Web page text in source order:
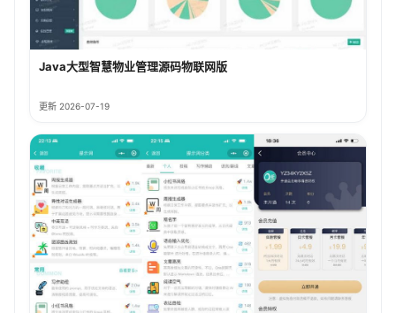
Java大型智慧物业管理源码物联网版
更新 2026-07-19